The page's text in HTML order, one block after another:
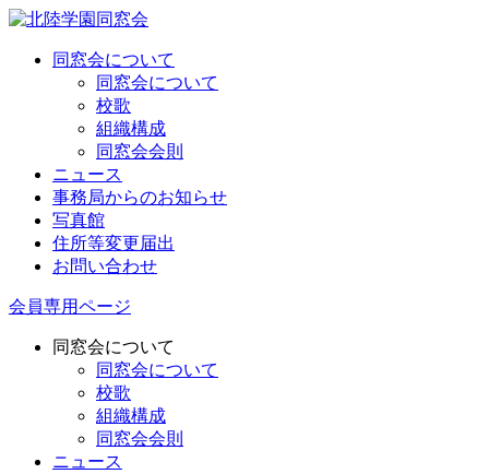
同窓会について
同窓会について
校歌
組織構成
同窓会会則
ニュース
事務局からのお知らせ
写真館
住所等変更届出
お問い合わせ
会員専用ページ
同窓会について
同窓会について
校歌
組織構成
同窓会会則
ニュース